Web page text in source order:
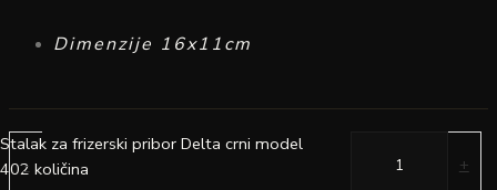
Dimenzije 16x11cm
-
Stalak za frizerski pribor Delta crni model
402 količina
+